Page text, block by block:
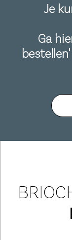
Je
Ga